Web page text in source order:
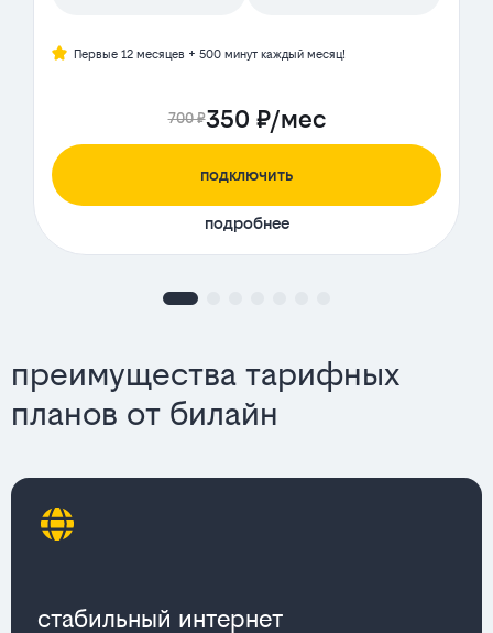
Первые 12 месяцев + 500 минут каждый месяц!
700 ₽350 ₽/мес
подключить
подробнее
преимущества тарифных
планов от билайн
стабильный интернет